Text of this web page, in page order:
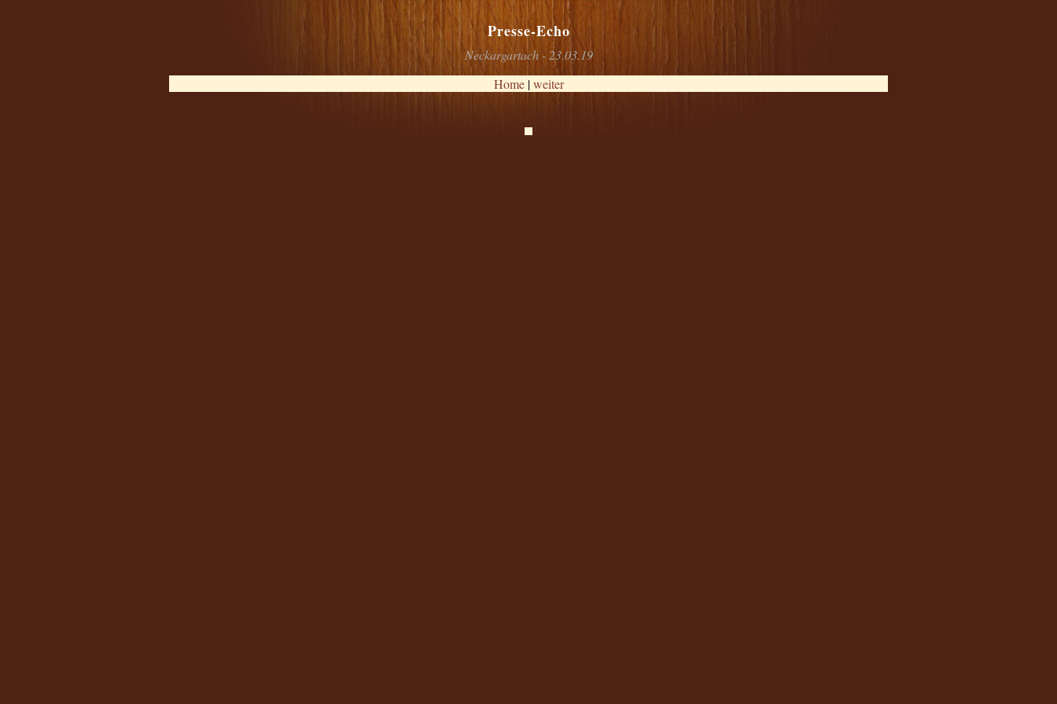
Presse-Echo
Neckargartach - 23.03.19
Home|weiter